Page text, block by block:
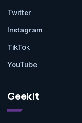
Twitter
Instagram
TikTok
YouTube
Geekit